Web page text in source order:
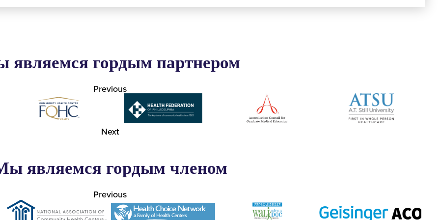
гордым партнером
Previous
Next
являемся гордым членом
Previous